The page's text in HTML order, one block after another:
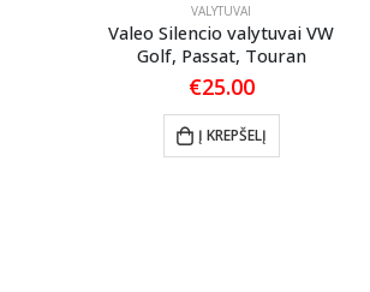
VALYTUVAI
Valeo Silencio valytuvai VW
Golf, Passat, Touran
€25.00
Į KREPŠELĮ